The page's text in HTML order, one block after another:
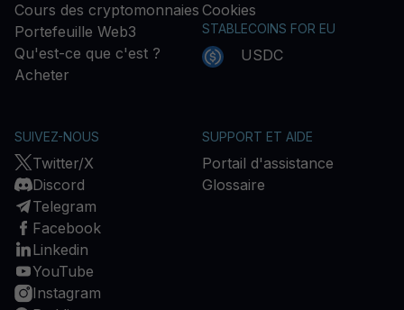
Cours des cryptomonnaies
Portefeuille Web3
Qu'est-ce que c'est ?
Acheter
Cookies
STABLECOINS FOR EU
USDC
SUIVEZ-NOUS
Twitter/X
Discord
Telegram
Facebook
Linkedin
YouTube
Instagram
SUPPORT ET AIDE
Portail d'assistance
Glossaire